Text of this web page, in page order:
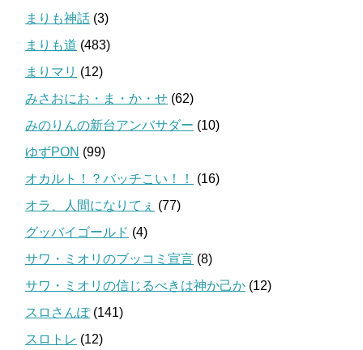
まりも神話 (3)
まりも道 (483)
まりマリ (12)
みさおにお・ま・か・せ (62)
みのりんの新台アンバサダー (10)
ゆずPON (99)
オカルト！？バッチこい！！
(16)
オラ、人間になりてぇ (77)
グッバイゴールド (4)
サワ・ミオリのブッコミ宣言 (8)
サワ・ミオリの信じるべきは神か己か (12)
スロさんぽ(141)
スロトレ (12)